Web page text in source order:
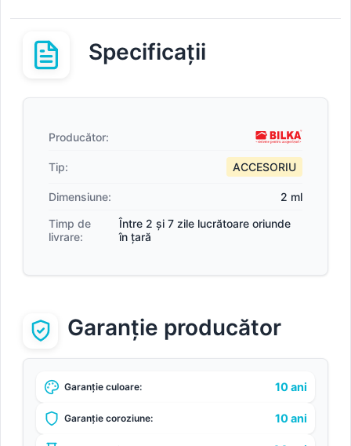
Specificații
Producător:
Tip: ACCESORIU
Dimensiune:
2 ml
Timp de
livrare:
Între 2 și 7 zile lucrătoare oriunde
în țară
Garanție producător
Garanție culoare: 10 ani
Garanție coroziune: 10 ani